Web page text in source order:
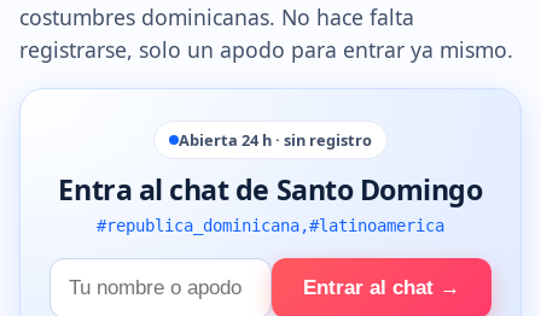
costumbres dominicanas. No hace falta
registrarse, solo un apodo para entrar ya mismo.
Abierta 24 h · sin registro
Entra al chat de Santo Domingo
#republica_dominicana,#latinoamerica
Tu
nombre
Entrar al chat →